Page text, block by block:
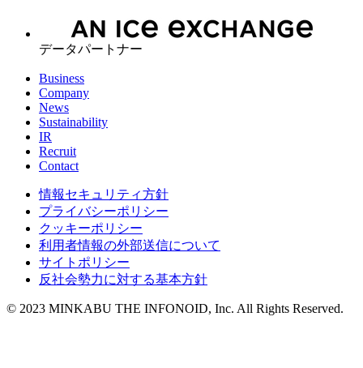
データパートナー
Business
Company
News
Sustainability
IR
Recruit
Contact
情報セキュリティ方針
プライバシーポリシー
クッキーポリシー
利用者情報の外部送信について
サイトポリシー
反社会勢力に対する基本方針
© 2023 MINKABU THE INFONOID, Inc. All Rights Reserved.